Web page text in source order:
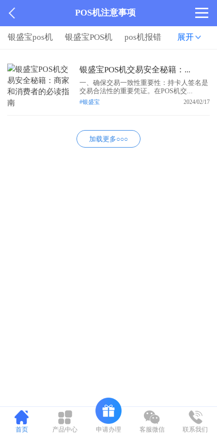
POS机注意事项
银盛宝pos机 银盛宝POS机 pos机报错 展开
银盛宝POS机交易安全秘籍：...
一、确保交易一致性重要性：持卡人签名是
交易合法性的重要凭证。在POS机交...
#银盛宝 2024/02/17
加载更多○○○
首页 产品中心 申请办理 客服微信 联系我们